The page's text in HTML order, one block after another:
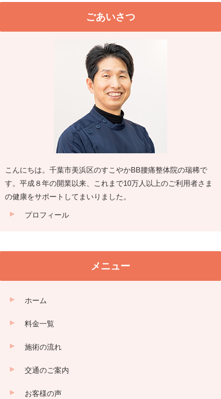
ごあいさつ
こんにちは。千葉市美浜区のすこやかBB腰痛整体院の瑞稀で
す。平成８年の開業以来、これまで10万人以上のご利用者さま
の健康をサポートしてまいりました。
プロフィール
メニュー
ホーム
料金一覧
施術の流れ
交通のご案内
お客様の声